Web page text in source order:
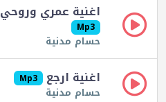
اغنية عمري وروحي
Mp3
حسام مدنية
اغنية ارجع Mp3
حسام مدنية